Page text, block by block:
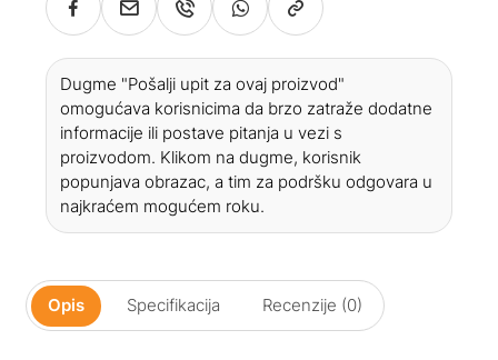
Dugme "Pošalji upit za ovaj proizvod"
omogućava korisnicima da brzo zatraže dodatne
informacije ili postave pitanja u vezi s
proizvodom. Klikom na dugme, korisnik
popunjava obrazac, a tim za podršku odgovara u
najkraćem mogućem roku.
Opis Specifikacija Recenzije (0)